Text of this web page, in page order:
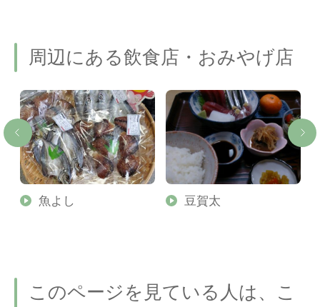
周辺にある飲食店・おみやげ店
魚よし 豆賀太
このページを見ている人は、こ